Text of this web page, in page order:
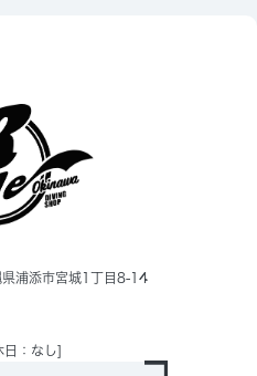
浦添市宮城1丁目8-14
：なし]